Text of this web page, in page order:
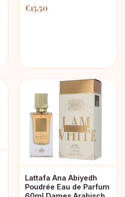
€15,50
Lattafa Ana Abiyedh
Poudrée Eau de Parfum